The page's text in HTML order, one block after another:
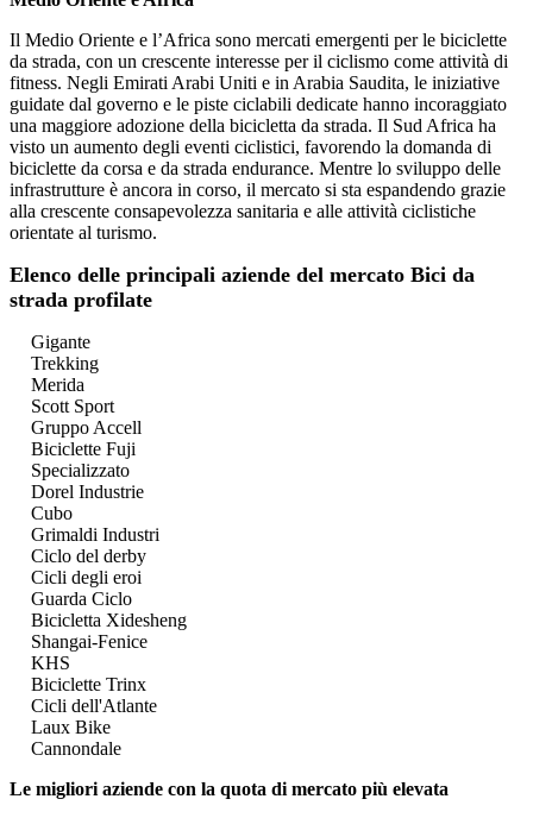
Il Medio Oriente e l’Africa sono mercati emergenti per le biciclette
da strada, con un crescente interesse per il ciclismo come attività di
fitness. Negli Emirati Arabi Uniti e in Arabia Saudita, le iniziative
guidate dal governo e le piste ciclabili dedicate hanno incoraggiato
una maggiore adozione della bicicletta da strada. Il Sud Africa ha
visto un aumento degli eventi ciclistici, favorendo la domanda di
biciclette da corsa e da strada endurance. Mentre lo sviluppo delle
infrastrutture è ancora in corso, il mercato si sta espandendo grazie
alla crescente consapevolezza sanitaria e alle attività ciclistiche
orientate al turismo.
Elenco delle principali aziende del mercato Bici da
strada profilate
Gigante
Trekking
Merida
Scott Sport
Gruppo Accell
Biciclette Fuji
Specializzato
Dorel Industrie
Cubo
Grimaldi Industri
Ciclo del derby
Cicli degli eroi
Guarda Ciclo
Bicicletta Xidesheng
Shangai-Fenice
KHS
Biciclette Trinx
Cicli dell'Atlante
Laux Bike
Cannondale
Le migliori aziende con la quota di mercato più elevata